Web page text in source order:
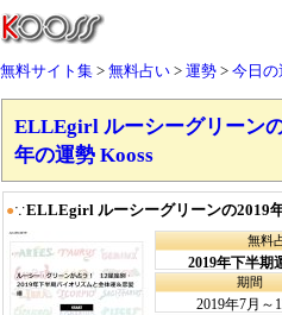
無料サイト集 無料占い 運勢 今日の
ELLEgirl ルーシーグリーン
年の運勢 Kooss
●∵ELLEgirl ルーシーグリーンの2019
無料
2019年下半期
期間
2019年7月～